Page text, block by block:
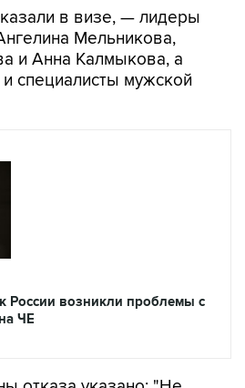
в визе, — лидеры
Мельникова,
и Анна Калмыкова, а
специалисты мужской
России возникли проблемы с
ЧЕ